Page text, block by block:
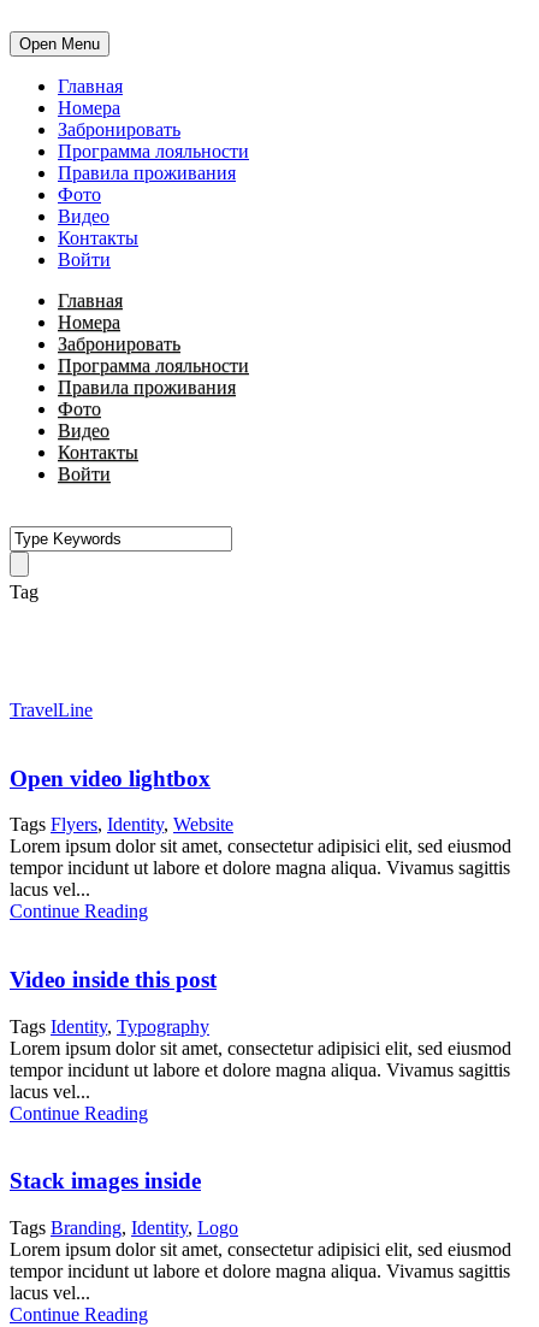
Open Menu
Главная
Номера
Забронировать
Программа лояльности
Правила проживания
Фото
Видео
Контакты
Войти
Главная
Номера
Забронировать
Программа лояльности
Правила проживания
Фото
Видео
Контакты
Войти
Tag
TravelLine
Open video lightbox
Tags Flyers, Identity, Website
Lorem ipsum dolor sit amet, consectetur adipisici elit, sed eiusmod
tempor incidunt ut labore et dolore magna aliqua. Vivamus sagittis
lacus vel...
Continue Reading
Video inside this post
Tags Identity, Typography
Lorem ipsum dolor sit amet, consectetur adipisici elit, sed eiusmod
tempor incidunt ut labore et dolore magna aliqua. Vivamus sagittis
lacus vel...
Continue Reading
Stack images inside
Tags Branding, Identity, Logo
Lorem ipsum dolor sit amet, consectetur adipisici elit, sed eiusmod
tempor incidunt ut labore et dolore magna aliqua. Vivamus sagittis
lacus vel...
Continue Reading